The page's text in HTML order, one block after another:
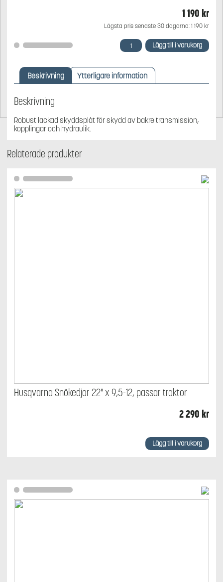
1 190 kr
Lägsta pris senaste 30 dagarna: 1 190 kr
Husqvarna
Skyddsplåt,
PR17
AWD
Lägg till i varukorg
Beskrivning Ytterligare information
Beskrivning
Robust lackad skyddsplåt för skydd av bakre transmission,
kopplingar och hydraulik.
Relaterade produkter
Husqvarna Snökedjor 22" x 9,5-12, passar traktor
2 290 kr
Lägg till i varukorg